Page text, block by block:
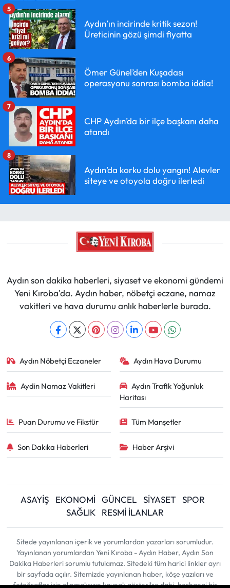
Aydın’ın incirinde kritik sezon!
Üreticinin gözü şimdi fiyatta
5
Ömer Günel’den Kuşadası
operasyonu sonrası bomba iddia!
6
CHP Aydın’da bir ilçe başkanı daha
atandı
7
Aydın’da korku dolu yangın! Alevler
siteye ve otoyola doğru ilerledi
8
Aydın son dakika haberleri, siyaset ve ekonomi gündemi
Yeni Kıroba'da. Aydın haber, nöbetçi eczane, namaz
vakitleri ve hava durumu anlık haberlerle burada.
Aydın Nöbetçi Eczaneler Aydın Hava Durumu
Aydin Namaz Vakitleri
Aydın Trafik Yoğunluk
Haritası
Puan Durumu ve Fikstür Tüm Manşetler
Son Dakika Haberleri Haber Arşivi
ASAYİŞ EKONOMİ GÜNCEL SİYASET
SPOR
SAĞLIK
RESMİ İLANLAR
Sitede yayınlanan içerik ve yorumlardan yazarları sorumludur.
Yayınlanan yorumlardan Yeni Kıroba - Aydın Haber, Aydın Son
Dakika Haberleri sorumlu tutulamaz. Sitedeki tüm harici linkler ayrı
bir sayfada açılır. Sitemizde yayınlanan haber, köşe yazıları ve
fotoğraflar izin alınmaksızın kaynak gösterilse dahi, herhangi bir